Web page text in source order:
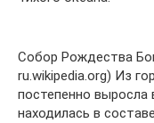
Собор Рождества
ru.wikipedia.org) Из
постепенно выросла
находилась в